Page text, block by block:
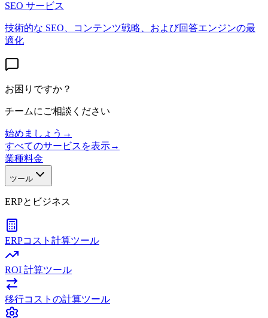
SEO サービス
技術的な SEO、コンテンツ戦略、および回答エンジンの最
適化
お困りですか？
チームにご相談ください
始めましょう →
すべてのサービスを表示→
業種料金
ツール
ERPとビジネス
ERPコスト計算ツール
ROI 計算ツール
移行コストの計算ツール